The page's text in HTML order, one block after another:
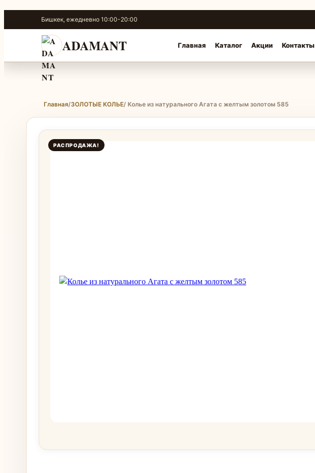
к
содержимому
Бишкек, ежедневно 10:00-20:00
ADAMANT Главная Каталог Акции Контакты
Главная/ЗОЛОТЫЕ КОЛЬЕ/ Колье из натурального Агата с желтым золотом 585
РАСПРОДАЖА!